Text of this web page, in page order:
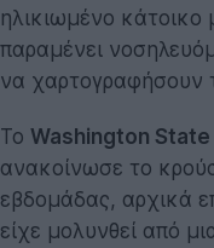
ηλικιωμένο κάτοικο
παραμένει
να χαρτογραφήσουν
Το Washington
ανακοίνωσε το
εβδομάδας, αρχικά
είχε μολυνθεί από